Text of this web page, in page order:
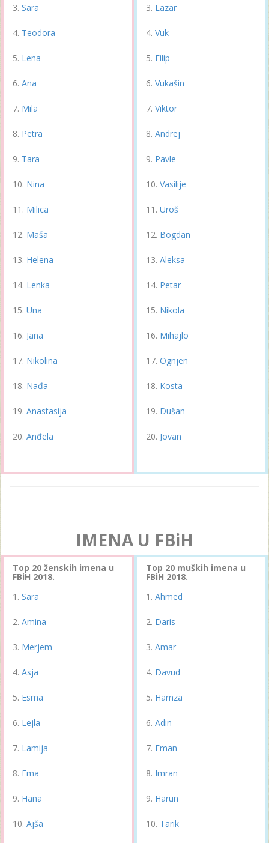
Sara
Teodora
Lena
Ana
Mila
Petra
Tara
Nina
Milica
Maša
Helena
Lenka
Una
Jana
Nikolina
Nađa
Anastasija
Anđela
Lazar
Vuk
Filip
Vukašin
Viktor
Andrej
Pavle
Vasilije
Uroš
Bogdan
Aleksa
Petar
Nikola
Mihajlo
Ognjen
Kosta
Dušan
Jovan
IMENA U FBiH
Top 20 ženskih imena u
FBiH 2018.
Sara
Amina
Merjem
Asja
Esma
Lejla
Lamija
Ema
Hana
Ajša
Top 20 muških imena u
FBiH 2018.
Ahmed
Daris
Amar
Davud
Hamza
Adin
Eman
Imran
Harun
Tarik